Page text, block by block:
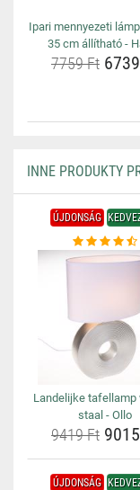
Ipari mennyezeti
35 cm állítható -
7759 Ft
INNE PRODUKTY
ÚJDONSÁG
Landelijke tafellamp
staal - Ollo
9419 Ft
ÚJDONSÁG